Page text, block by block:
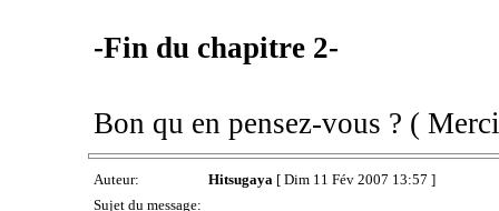
-Fin du chapitre 2-
Bon qu en pensez-vous ? (
Auteur: Hitsugaya[ Dim 11 Fév 2007 13:57 ]
Sujet du message: